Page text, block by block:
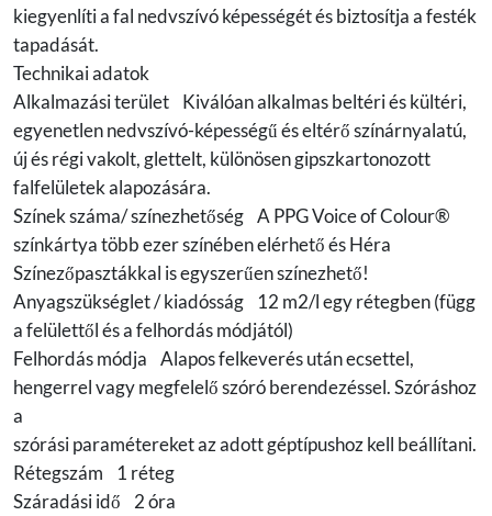
kiegyenlíti a fal nedvszívó képességét és biztosítja a festék
tapadását.
Technikai adatok
Alkalmazási terület Kiválóan alkalmas beltéri és kültéri,
egyenetlen nedvszívó-képességű és eltérő színárnyalatú,
új és régi vakolt, glettelt, különösen gipszkartonozott
falfelületek alapozására.
Színek száma/ színezhetőség A PPG Voice of Colour®
színkártya több ezer színében elérhető és Héra
Színezőpasztákkal is egyszerűen színezhető!
Anyagszükséglet / kiadósság 12 m2/l egy rétegben (függ
a felülettől és a felhordás módjától)
Felhordás módja Alapos felkeverés után ecsettel,
hengerrel vagy megfelelő szóró berendezéssel. Szóráshoz
a
szórási paramétereket az adott géptípushoz kell beállítani.
Rétegszám 1 réteg
Száradási idő 2 óra